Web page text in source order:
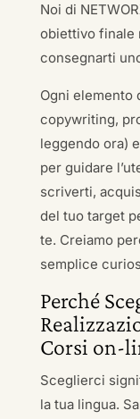
Noi di
obiettivo finale
consegnarti
Ogni elemento
copywriting,
leggendo ora)
per guidare
scriverti,
del tuo target
te. Creiamo
semplice
Perché
Corsi on-
Sceglierci
la tua lingua.